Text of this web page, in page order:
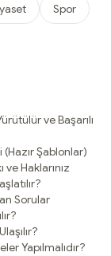
Spor
ve Başarılı
Şablonlar)
ve Haklarınız
Sorular
Yapılmalıdır?